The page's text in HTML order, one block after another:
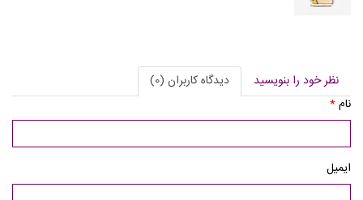
نظر خود را بنویسید
دیدگاه کاربران (0)
نام*
ایمیل